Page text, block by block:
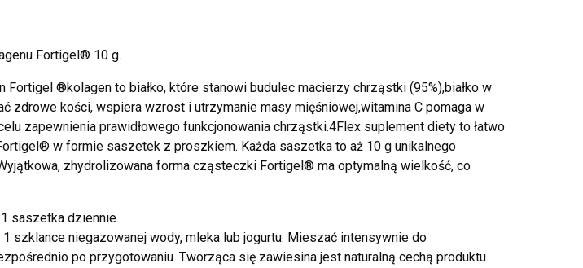
Fortigel® 10 g.
®kolagen to białko, które stanowi budulec macierzy chrząstki (95%),białko w
zdrowe kości, wspiera wzrost i utrzymanie masy mięśniowej,witamina C pomaga w
zapewnienia prawidłowego funkcjonowania chrząstki.4Flex suplement diety to łatwo
w formie saszetek z proszkiem. Każda saszetka to aż 10 g unikalnego
zhydrolizowana forma cząsteczki Fortigel® ma optymalną wielkość, co
saszetka dziennie.
szklance niegazowanej wody, mleka lub jogurtu. Mieszać intensywnie do
po przygotowaniu. Tworząca się zawiesina jest naturalną cechą produktu.